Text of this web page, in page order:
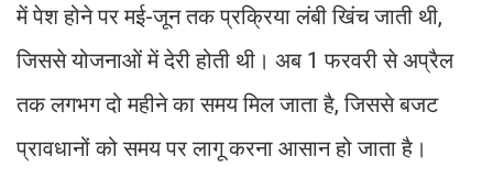
में पेश होने पर मई-जून तक प्रक्रिया लंबी खिंच जाती थी,
जिससे योजनाओं में देरी होती थी। अब 1 फरवरी से अप्रैल
तक लगभग दो महीने का समय मिल जाता है, जिससे बजट
प्रावधानों को समय पर लागू करना आसान हो जाता है।